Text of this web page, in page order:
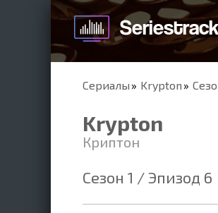
Сериалы Krypton
Krypton
Криптон
Сезон 1 / Эпизод 6